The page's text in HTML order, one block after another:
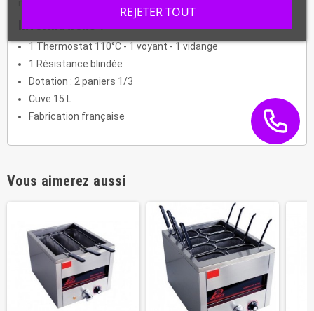
Informations :
1 Thermostat 110°C - 1 voyant - 1 vidange
1 Résistance blindée
Dotation : 2 paniers 1/3
Cuve 15 L
Fabrication française
Vous aimerez aussi
REJETER TOUT